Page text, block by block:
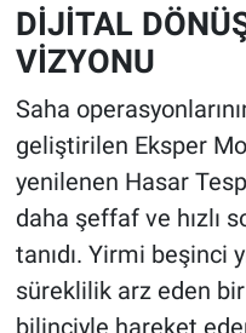
DİJİTAL
VİZYONU
Saha
geliştirilen Eksper
yenilenen Hasar
daha şeffaf ve hızlı
tanıdı. Yirmi beşinci
süreklilik arz eden
bilinciyle hareket